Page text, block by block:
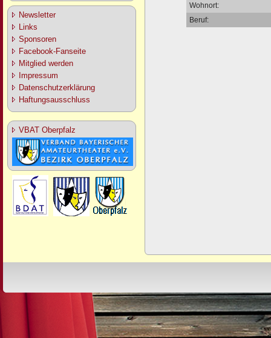
Newsletter
Links
Sponsoren
Facebook-Fanseite
Mitglied werden
Impressum
Datenschutzerklärung
Haftungsausschluss
VBAT Oberpfalz
Wohnort:
Beruf: